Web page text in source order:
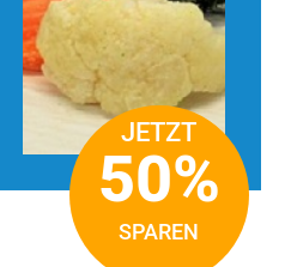
JETZT
50%
SPAREN